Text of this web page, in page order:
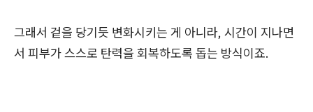
그래서 겉을 당기듯 변화시키는 게 아니라, 시간이 지나면
서 피부가 스스로 탄력을 회복하도록 돕는 방식이죠.